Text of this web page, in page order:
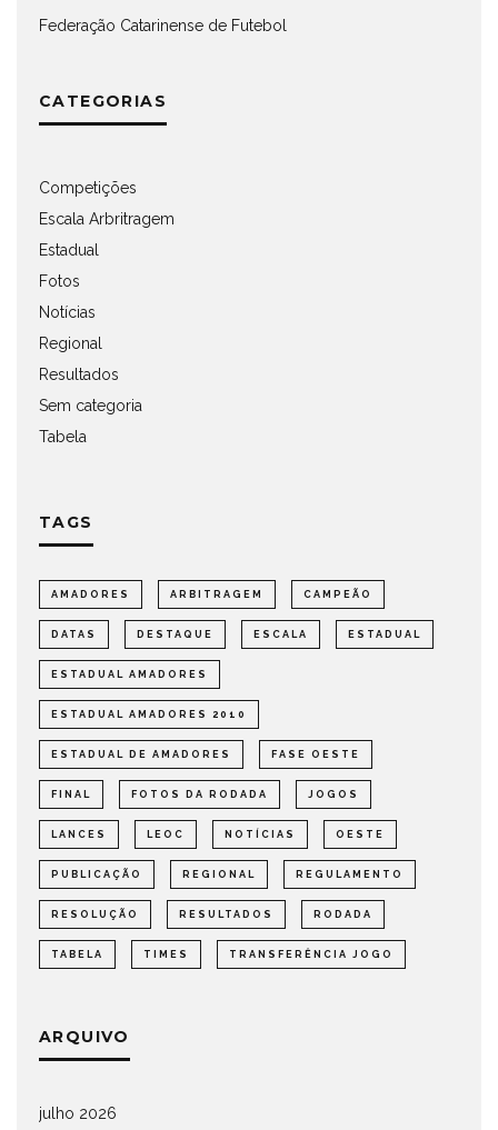
Federação Catarinense de Futebol
CATEGORIAS
Competições
Escala Arbritragem
Estadual
Fotos
Notícias
Regional
Resultados
Sem categoria
Tabela
TAGS
AMADORES ARBITRAGEM CAMPEÃO
DATAS DESTAQUE ESCALA ESTADUAL
ESTADUAL AMADORES
ESTADUAL AMADORES 2010
ESTADUAL DE AMADORES FASE OESTE
FINAL FOTOS DA RODADA JOGOS
LANCES LEOC NOTÍCIAS OESTE
PUBLICAÇÃO REGIONAL REGULAMENTO
RESOLUÇÃO RESULTADOS RODADA
TABELA TIMES TRANSFERÊNCIA JOGO
ARQUIVO
julho 2026